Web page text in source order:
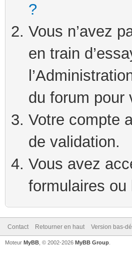
?
Vous n’avez
en train
du forum pour
Votre compte
de validation.
Vous avez
formulaires
Contact Retourner en haut Version bas-
Moteur MyBB , © 2002-2026 MyBB Group